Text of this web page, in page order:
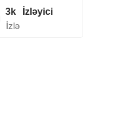
3k İzləyici
İzlə